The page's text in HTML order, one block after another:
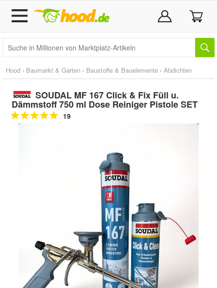
Hood › Baumarkt & Garten › Baustoffe & Bauelemente › Abdichten
SOUDAL MF 167 Click & Fix Füll u.
Dämmstoff 750 ml Dose Reiniger Pistole SET
19